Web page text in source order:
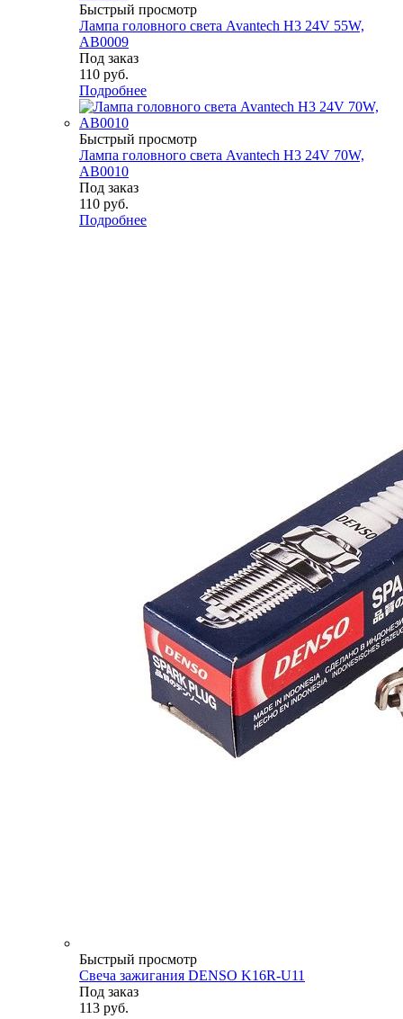
Быстрый просмотр
Лампа головного света Avantech H3 24V 55W,
AB0009
Под заказ
110 руб.
Подробнее
Быстрый просмотр
Лампа головного света Avantech H3 24V 70W,
AB0010
Под заказ
110 руб.
Подробнее
Быстрый просмотр
Свеча зажигания DENSO K16R-U11
Под заказ
113 руб.